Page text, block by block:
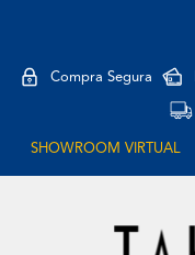
Compra Segura
SHOWROOM VIRTUAL